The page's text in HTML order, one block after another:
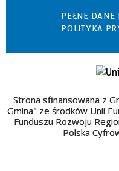
PEŁNE DANE
POLITYKA
Strona sfinansowana z
Gmina" ze środków Unii
Funduszu Rozwoju
Polska